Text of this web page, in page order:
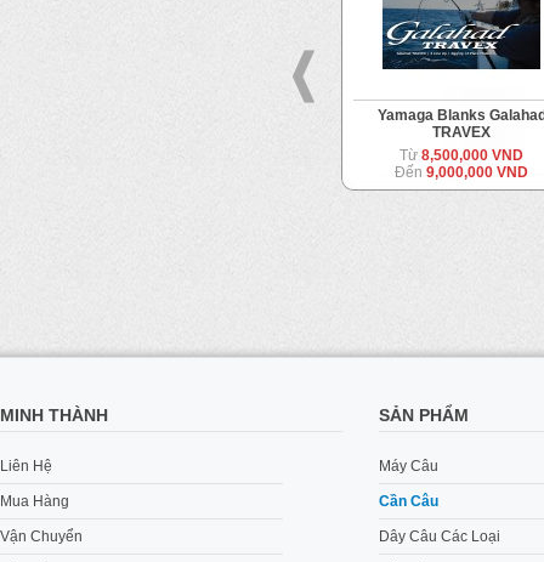
Yamaga Blanks
TRAVEX
Từ 8,500,000 VND
Đến 9,000,000 VND
MINH THÀNH
Liên Hệ
Mua Hàng
Vận Chuyển
SẢN PHẨM
Máy Câu
Cần Câu
Dây Câu Các Loại